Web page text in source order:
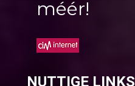
méér!
NUTTIGE LINKS